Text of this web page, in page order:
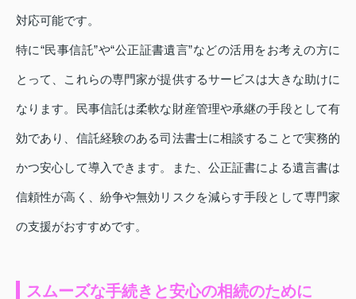
対応可能です。
特に“民事信託”や“公正証書遺言”などの活用をお考えの方に
とって、これらの専門家が提供するサービスは大きな助けに
なります。民事信託は柔軟な財産管理や承継の手段として有
効であり、信託経験のある司法書士に相談することで実務的
かつ安心して導入できます。また、公正証書による遺言書は
信頼性が高く、紛争や無効リスクを減らす手段として専門家
の支援がおすすめです。
スムーズな手続きと安心の相続のために